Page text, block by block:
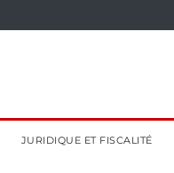
JURIDIQUE ET FISCALITÉ